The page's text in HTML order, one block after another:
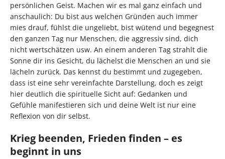
persönlichen Geist. Machen wir es mal ganz einfach und
anschaulich: Du bist aus welchen Gründen auch immer
mies drauf, fühlst die ungeliebt, bist wütend und begegnest
den ganzen Tag nur Menschen, die aggressiv sind, dich
nicht wertschätzen usw. An einem anderen Tag strahlt die
Sonne dir ins Gesicht, du lächelst die Menschen an und sie
lächeln zurück. Das kennst du bestimmt und zugegeben,
dass ist eine sehr vereinfachte Darstellung, doch es zeigt
hier deutlich die spirituelle Sicht auf: Gedanken und
Gefühle manifestieren sich und deine Welt ist nur eine
Reflexion von dir selbst.
Krieg beenden, Frieden finden – es
beginnt in uns